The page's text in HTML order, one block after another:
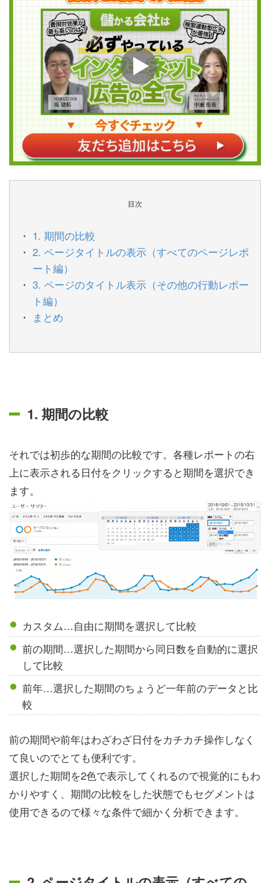
目次
1. 期間の比較
2. ページタイトルの表示（すべてのページレポ
ート編）
3. ページのタイトル表示（その他の行動レポー
ト編）
まとめ
1. 期間の比較
それでは初歩的な期間の比較です。各種レポートの右
上に表示される日付をクリックすると期間を選択でき
ます。
カスタム…自由に期間を選択して比較
前の期間…選択した期間から同日数を自動的に選択
して比較
前年…選択した期間のちょうど一年前のデータと比
較
前の期間や前年はわざわざ日付をカチカチ操作しなく
て良いのでとても便利です。
選択した期間を2色で表示してくれるので視覚的にもわ
かりやすく、期間の比較をした状態でもセグメントは
使用できるので様々な条件で細かく分析できます。